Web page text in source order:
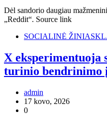
Dėl sandorio daugiau
„Reddit“. Source link
SOCIALINĖ
X eksperimentuoja
turinio bendrinimo
admin
17 kovo, 2026
0